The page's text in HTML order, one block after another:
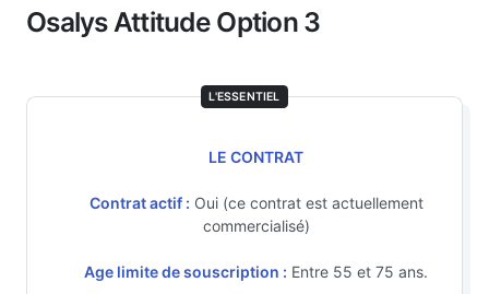
Osalys Attitude Option 3
L'ESSENTIEL
LE CONTRAT
Contrat actif : Oui (ce contrat est actuellement
commercialisé)
Age limite de souscription : Entre 55 et 75 ans.